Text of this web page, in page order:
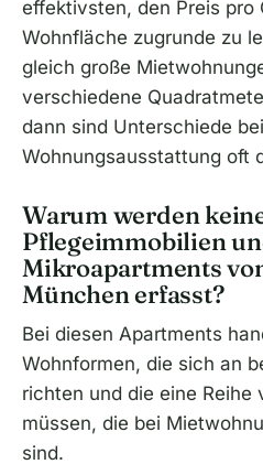
effektivsten, den Preis pro
Wohnfläche zugrunde zu
gleich große
verschiedene
dann sind Unterschiede
Wohnungsausstattung oft
Warum werden
Pflegeimmobilien
Mikroapartments
München erfasst?
Bei diesen Apartments
Wohnformen, die sich an
richten und die eine Reihe
müssen, die bei
sind.